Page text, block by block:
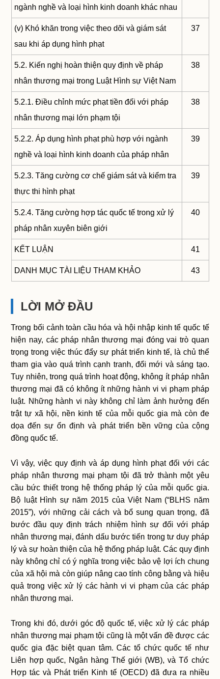
ngành nghề và loại hình kinh doanh khác nhau
(v) Khó khăn trong việc theo dõi và giám sát
sau khi áp dụng hình phạt
37
5.2. Kiến nghị hoàn thiện quy định về pháp
nhân thương mại trong Luật Hình sự Việt Nam
38
5.2.1. Điều chỉnh mức phạt tiền đối với pháp
nhân thương mại lớn phạm tội
38
5.2.2. Áp dụng hình phạt phù hợp với ngành
nghề và loại hình kinh doanh của pháp nhân
39
5.2.3. Tăng cường cơ chế giám sát và kiểm tra
thực thi hình phạt
39
5.2.4. Tăng cường hợp tác quốc tế trong xử lý
pháp nhân xuyên biên giới
40
KẾT LUẬN 41
DANH MỤC TÀI LIỆU THAM KHẢO 43
LỜI MỞ ĐẦU
Trong bối cảnh toàn cầu hóa và hội nhập kinh tế quốc tế
hiện nay, các pháp nhân thương mại đóng vai trò quan
trọng trong việc thúc đẩy sự phát triển kinh tế, là chủ thể
tham gia vào quá trình cạnh tranh, đổi mới và sáng tạo.
Tuy nhiên, trong quá trình hoạt động, không ít pháp nhân
thương mại đã có không ít những hành vi vi phạm pháp
luật. Những hành vi này không chỉ làm ảnh hưởng đến
trật tự xã hội, nền kinh tế của mỗi quốc gia mà còn đe
dọa đến sự ổn định và phát triển bền vững của cộng
đồng quốc tế.
Vì vậy, việc quy định và áp dụng hình phạt đối với các
pháp nhân thương mại phạm tội đã trở thành một yêu
cầu bức thiết trong hệ thống pháp lý của mỗi quốc gia.
Bộ luật Hình sự năm 2015 của Việt Nam (“BLHS năm
2015”), với những cải cách và bổ sung quan trọng, đã
bước đầu quy định trách nhiệm hình sự đối với pháp
nhân thương mại, đánh dấu bước tiến trong tư duy pháp
lý và sự hoàn thiện của hệ thống pháp luật. Các quy định
này không chỉ có ý nghĩa trong việc bảo vệ lợi ích chung
của xã hội mà còn giúp nâng cao tính công bằng và hiệu
quả trong việc xử lý các hành vi vi phạm của các pháp
nhân thương mại.
Trong khi đó, dưới góc độ quốc tế, việc xử lý các pháp
nhân thương mại phạm tội cũng là một vấn đề được các
quốc gia đặc biệt quan tâm. Các tổ chức quốc tế như
Liên hợp quốc, Ngân hàng Thế giới (WB), và Tổ chức
Hợp tác và Phát triển Kinh tế (OECD) đã đưa ra nhiều